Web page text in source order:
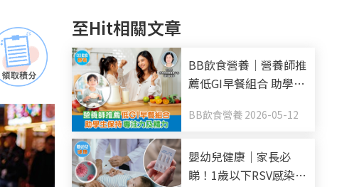
至Hit相關文章
BB飲食營養｜營養師推
薦低GI早餐組合 助學生
BB飲食營養 2026-05-12
嬰幼兒健康｜家長必
睇！1歲以下RSV感染易